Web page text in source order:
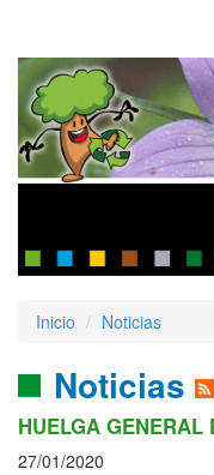
Inicio Noticias
Noticias
HUELGA GENERAL
27/01/2020